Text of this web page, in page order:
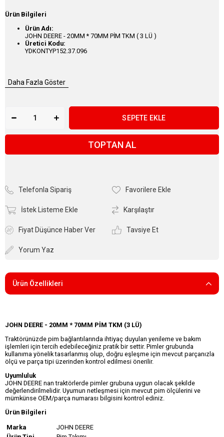
Ürün Bilgileri
Ürün Adı:
JOHN DEERE - 20MM * 70MM PİM TKM ( 3 LÜ )
Üretici Kodu:
YDKONTYP152.37.096
Daha Fazla Göster
TOPTAN AL
Telefonla Sipariş Favorilere Ekle
İstek Listeme Ekle Karşılaştır
Fiyat Düşünce Haber Ver Tavsiye Et
Yorum Yaz
Ürün Özellikleri
JOHN DEERE - 20MM * 70MM PİM TKM (3 LÜ)
Traktörünüzde pim bağlantılarında ihtiyaç duyulan yenileme ve bakım
işlemleri için tercih edebileceğiniz pratik bir settir. Pimler grubunda
kullanıma yönelik tasarlanmış olup, doğru eşleşme için mevcut parçanızla
ölçü ve parça tipi üzerinden kontrol edilmesi önerilir.
Uyumluluk
JOHN DEERE nan traktörlerde pimler grubuna uygun olacak şekilde
değerlendirilmelidir. Uyumun netleşmesi için mevcut pim ölçülerini ve
mümkünse OEM/parça numarası bilgisini kontrol ediniz.
Ürün Bilgileri
Marka
JOHN DEERE